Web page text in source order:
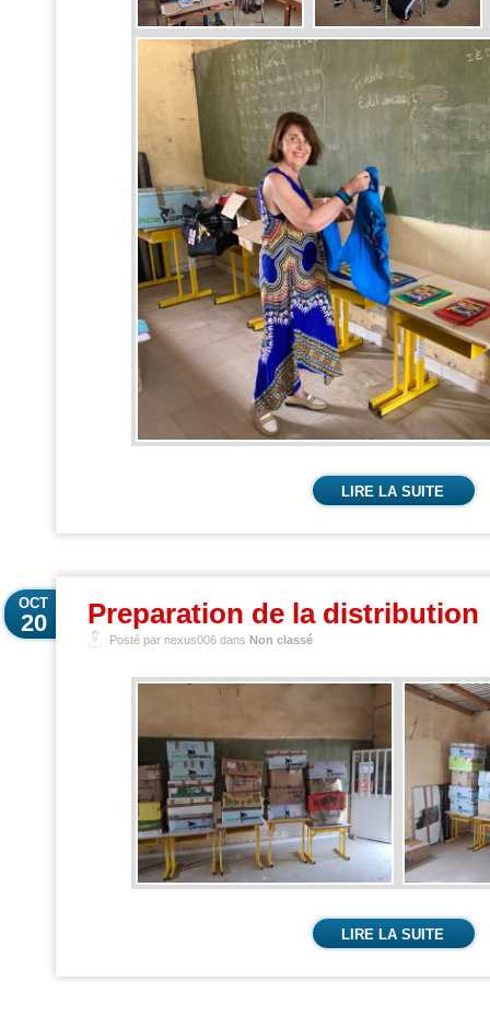
LIRE LA SUITE
Preparation de la distribution
OCT
20
Posté par nexus006 dans Non classé
LIRE LA SUITE